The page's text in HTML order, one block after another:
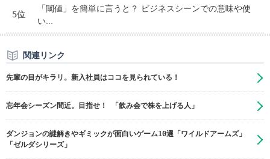
5位
「閾値」を簡単に言うと？ ビジネスシーンでの意味や使
い...
関連リンク
先輩の目がキラリ。新入社員はココを見られている！
忘年会シーズン間近。目指せ！ 「飲み会で株を上げる人」
ダンジョンの謎解きやギミックが面白いゲーム10選「ワイルドアームズ」
「ゼルダシリーズ」